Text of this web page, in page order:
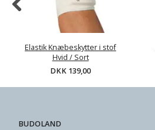
Elastik Knæbeskytter i stof
Hvid / Sort
DKK 139,00
BUDOLAND